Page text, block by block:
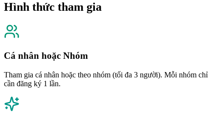
Hình thức tham gia
Cá nhân hoặc Nhóm
Tham gia cá nhân hoặc theo nhóm (tối đa 3 người). Mỗi nhóm chỉ
cần đăng ký 1 lần.